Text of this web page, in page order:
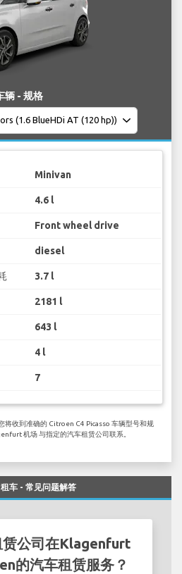
辆 - 规格
Minivan
4.6 l
Front wheel drive
diesel
3.7 l
2181 l
643 l
4 l
7
将收到准确的 Citroen C4 Picasso 车辆型号和规
机场 与指定的汽车租赁公司联系。
车 - 常见问题解答
赁公司在Klagenfurt
的汽车租赁服务？